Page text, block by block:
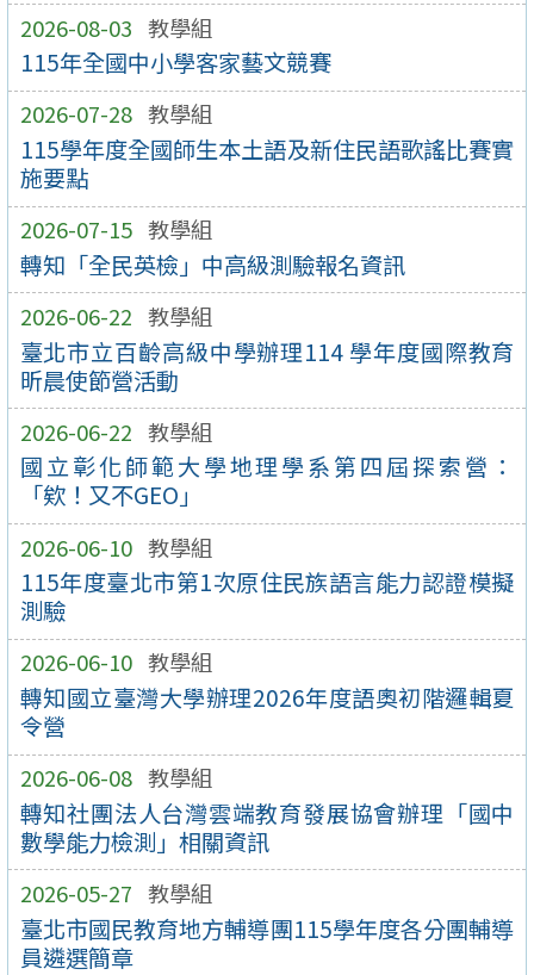
2026-08-03 教學組
115年全國中小學客家藝文競賽
2026-07-28 教學組
115學年度全國師生本土語及新住民語歌謠比賽實
施要點
2026-07-15 教學組
轉知「全民英檢」中高級測驗報名資訊
2026-06-22 教學組
臺北市立百齡高級中學辦理114 學年度國際教育
昕晨使節營活動
2026-06-22 教學組
國立彰化師範大學地理學系第四屆探索營：
「欸！又不GEO」
2026-06-10 教學組
115年度臺北市第1次原住民族語言能力認證模擬
測驗
2026-06-10 教學組
轉知國立臺灣大學辦理2026年度語奧初階邏輯夏
令營
2026-06-08 教學組
轉知社團法人台灣雲端教育發展協會辦理「國中
數學能力檢測」相關資訊
2026-05-27 教學組
臺北市國民教育地方輔導團115學年度各分團輔導
員遴選簡章